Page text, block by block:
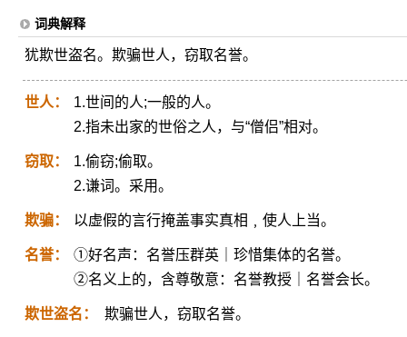
词典解释
犹欺世盗名。欺骗世人，窃取名誉。
世人：
1.世间的人;一般的人。
2.指未出家的世俗之人，与“僧侣”相对。
窃取：
1.偷窃;偷取。
2.谦词。采用。
欺骗： 以虚假的言行掩盖事实真相﹐使人上当。
名誉：
①好名声：名誉压群英｜珍惜集体的名誉。
②名义上的，含尊敬意：名誉教授｜名誉会长。
欺世盗名： 欺骗世人，窃取名誉。